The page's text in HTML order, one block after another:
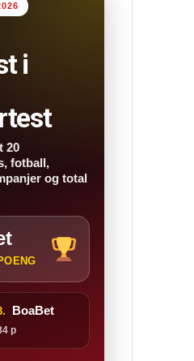
i
20
fotball,
og total
BoaBet
p